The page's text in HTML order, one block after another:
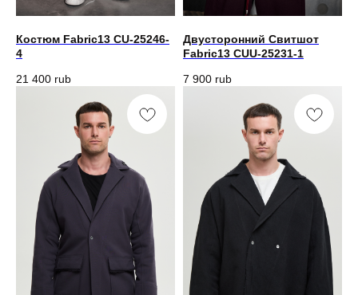
Костюм Fabric13 CU-25246-
4
21 400 rub
Двусторонний Свитшот
Fabric13 CUU-25231-1
7 900 rub